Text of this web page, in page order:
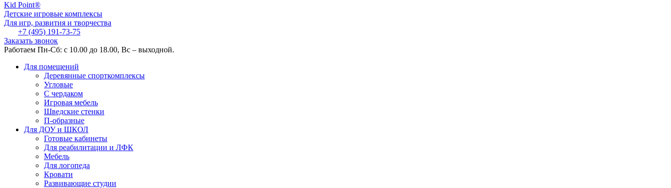
Kid Point®
Детские игровые комплексы
Для игр, развития и творчества
+7 (495) 191-73-75
Заказать звонок
Работаем Пн-Сб: с 10.00 до 18.00, Вс – выходной.
Для помещений
Деревянные спорткомплексы
Угловые
С чердаком
Игровая мебель
Шведские стенки
П-образные
Для ДОУ и ШКОЛ
Готовые кабинеты
Для реабилитации и ЛФК
Мебель
Для логопеда
Кровати
Развивающие студии